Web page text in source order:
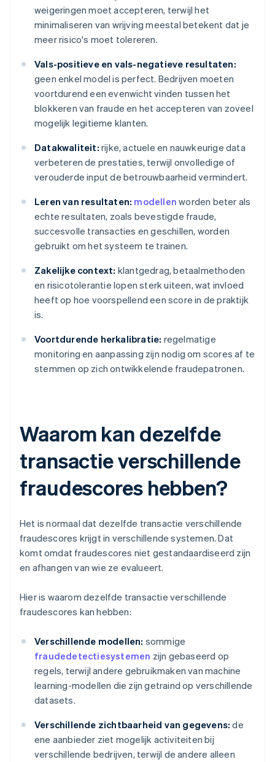
weigeringen moet accepteren, terwijl het
minimaliseren van wrijving meestal betekent dat je
meer risico's moet tolereren.
Vals-positieve en vals-negatieve resultaten:
geen enkel model is perfect. Bedrijven moeten
voortdurend een evenwicht vinden tussen het
blokkeren van fraude en het accepteren van zoveel
mogelijk legitieme klanten.
Datakwaliteit: rijke, actuele en nauwkeurige data
verbeteren de prestaties, terwijl onvolledige of
verouderde input de betrouwbaarheid vermindert.
Leren van resultaten: modellen worden beter als
echte resultaten, zoals bevestigde fraude,
succesvolle transacties en geschillen, worden
gebruikt om het systeem te trainen.
Zakelijke context: klantgedrag, betaalmethoden
en risicotolerantie lopen sterk uiteen, wat invloed
heeft op hoe voorspellend een score in de praktijk
is.
Voortdurende herkalibratie: regelmatige
monitoring en aanpassing zijn nodig om scores af te
stemmen op zich ontwikkelende fraudepatronen.
Waarom kan dezelfde
transactie verschillende
fraudescores hebben?
Het is normaal dat dezelfde transactie verschillende
fraudescores krijgt in verschillende systemen. Dat
komt omdat fraudescores niet gestandaardiseerd zijn
en afhangen van wie ze evalueert.
Hier is waarom dezelfde transactie verschillende
fraudescores kan hebben:
Verschillende modellen: sommige
fraudedetectiesystemen zijn gebaseerd op
regels, terwijl andere gebruikmaken van machine
learning-modellen die zijn getraind op verschillende
datasets.
Verschillende zichtbaarheid van gegevens: de
ene aanbieder ziet mogelijk activiteiten bij
verschillende bedrijven, terwijl de andere alleen